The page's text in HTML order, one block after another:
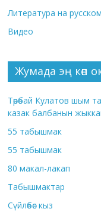
Литература на русском
Видео
Жумада эң көп
Төрөбай Кулатов шым
казак балбанын
55 табышмак
55 табышмак
80 макал-лакап
Табышмактар
Сүйлөбөс кыз